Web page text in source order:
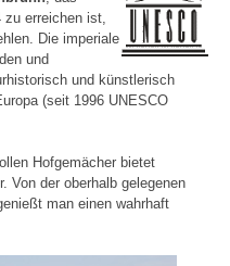
zu erreichen ist,
Die imperiale
und
und künstlerisch
(seit 1996 UNESCO
Hofgemächer bietet
Von der oberhalb gelegenen
man einen wahrhaft